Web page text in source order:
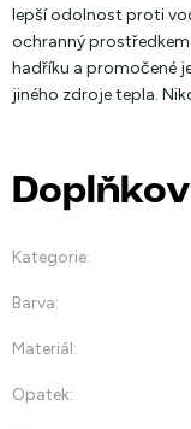
lepší odolnost proti
ochranný
hadříku a promočené
jiného zdroje tepla.
Kategorie:
Barva:
Materiál:
Opatek: